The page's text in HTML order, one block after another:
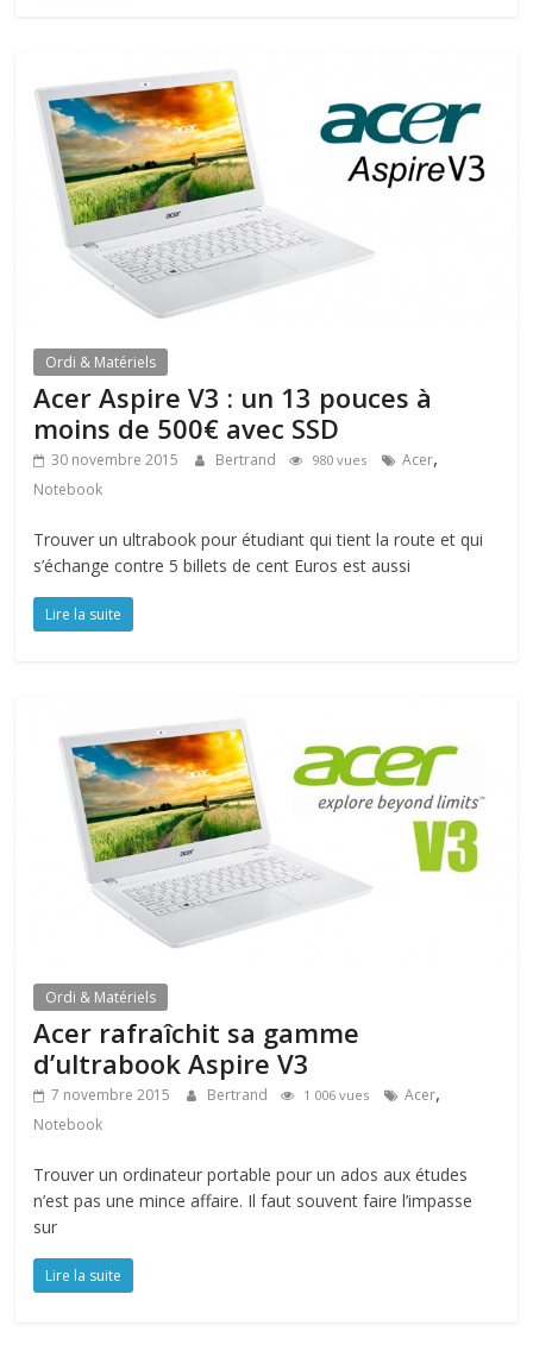
Ordi & Matériels
Acer Aspire V3 : un 13 pouces à
moins de 500€ avec SSD
30 novembre 2015 Bertrand 980 vues Acer,
Notebook
Trouver un ultrabook pour étudiant qui tient la route et qui
s’échange contre 5 billets de cent Euros est aussi
Lire la suite
Ordi & Matériels
Acer rafraîchit sa gamme
d’ultrabook Aspire V3
7 novembre 2015 Bertrand 1 006 vues Acer,
Notebook
Trouver un ordinateur portable pour un ados aux études
n’est pas une mince affaire. Il faut souvent faire l’impasse
sur
Lire la suite